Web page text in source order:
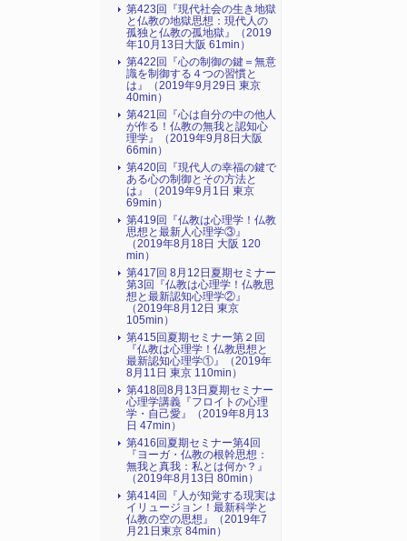
第423回『現代社会の生き地獄
と仏教の地獄思想：現代人の
孤独と仏教の孤地獄』（2019
年10月13日大阪 61min）
第422回『心の制御の鍵＝無意
識を制御する４つの習慣と
は』（2019年9月29日 東京
40min）
第421回『心は自分の中の他人
が作る！仏教の無我と認知心
理学』（2019年9月8日大阪
66min）
第420回『現代人の幸福の鍵で
ある心の制御とその方法と
は』（2019年9月1日 東京
69min）
第419回『仏教は心理学！仏教
思想と最新人心理学③』
（2019年8月18日 大阪 120
min）
第417回 8月12日夏期セミナー
第3回『仏教は心理学！仏教思
想と最新認知心理学②』
（2019年8月12日 東京
105min）
第415回夏期セミナー第２回
『仏教は心理学！仏教思想と
最新認知心理学①』（2019年
8月11日 東京 110min）
第418回8月13日夏期セミナー
心理学講義『フロイトの心理
学・自己愛』（2019年8月13
日 47min）
第416回夏期セミナー第4回
『ヨーガ・仏教の根幹思想：
無我と真我：私とは何か？』
（2019年8月13日 80min）
第414回『人が知覚する現実は
イリュージョン！最新科学と
仏教の空の思想』（2019年7
月21日東京 84min）